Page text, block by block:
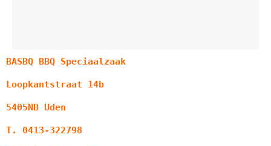
BASBQ BBQ Speciaalzaak
Loopkantstraat 14b
5405NB Uden
T. 0413-322798